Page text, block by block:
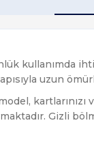
kullanımda
uzun
Gizli